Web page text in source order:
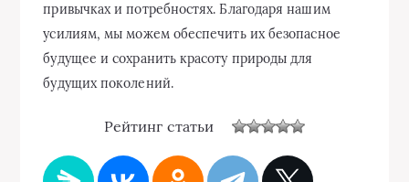
привычках и потребностях. Благодаря нашим
усилиям, мы можем обеспечить их безопасное
будущее и сохранить красоту природы для
будущих поколений.
Рейтинг статьи